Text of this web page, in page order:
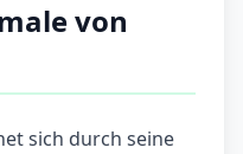
von
sich durch seine